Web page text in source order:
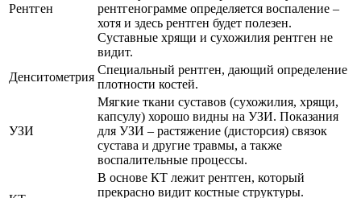
Рентген
рентгенограмме определяется воспаление –
хотя и здесь рентген будет полезен.
Суставные хрящи и сухожилия рентген не
видит.
Денситометрия
Специальный рентген, дающий определение
плотности костей.
УЗИ
Мягкие ткани суставов (сухожилия, хрящи,
капсулу) хорошо видны на УЗИ. Показания
для УЗИ – растяжение (дисторсия) связок
сустава и другие травмы, а также
воспалительные процессы.
В основе КТ лежит рентген, который
прекрасно видит костные структуры.